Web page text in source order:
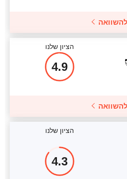
נוספיםלהשוואה
הציון שלנו
4.9
להשוואה
הציון שלנו
4.3